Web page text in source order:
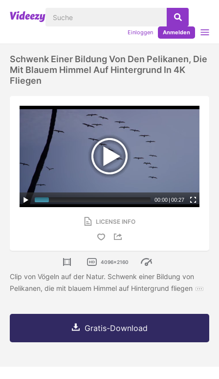
Einloggen Anmelden
Schwenk Einer Bildung Von Den Pelikanen, Die
Mit Blauem Himmel Auf Hintergrund In 4K
Fliegen
00:00 | 00:27
LICENSE INFO
4096x2160
Clip von Vögeln auf der Natur. Schwenk einer Bildung von
Pelikanen, die mit blauem Himmel auf Hintergrund fliegen
Gratis-Download